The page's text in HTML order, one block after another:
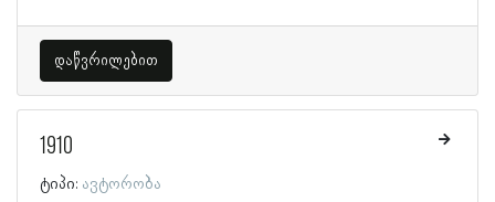
დაწვრილებით
1910
ტიპი: ავტორობა